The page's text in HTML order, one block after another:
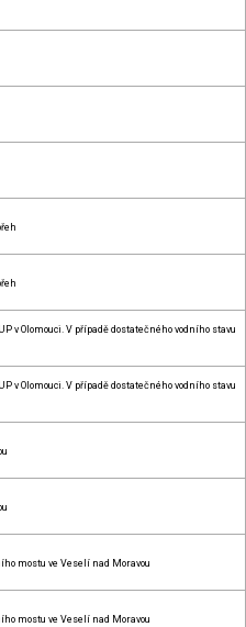
v Olomouci. V případě dostatečného vodního stavu
v Olomouci. V případě dostatečného vodního stavu
mostu ve Veselí nad Moravou
mostu ve Veselí nad Moravou